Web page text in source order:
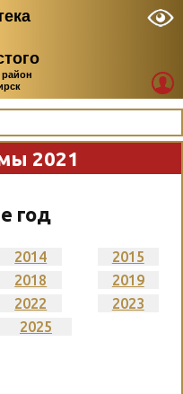
2021
год
2014
2015
2018
2019
2022
2023
2025